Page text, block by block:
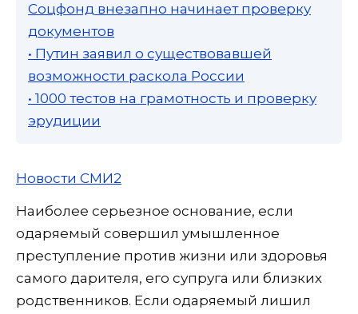
Соцфонд внезапно начинает проверку
документов
• Путин заявил о существовавшей
возможности раскола России
• 1000 тестов на грамотность и проверку
эрудиции
Новости СМИ2
Наиболее серьезное основание, если
одаряемый совершил умышленное
преступление против жизни или здоровья
самого дарителя, его супруга или близких
родственников. Если одаряемый лишил